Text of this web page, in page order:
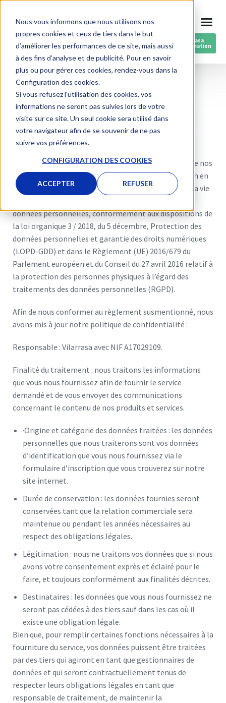
Nous vous informons que nous utilisons nos
propres cookies et ceux de tiers dans le but
d’améliorer les performances de ce site, mais aussi
à des fins d’analyse et de publicité. Pour en savoir
plus ou pour gérer ces cookies, rendez-vous dans la
Configuration des cookies.
Si vous refusez l'utilisation des cookies, vos
informations ne seront pas suivies lors de votre
visite sur ce site. Un seul cookie sera utilisé dans
votre navigateur afin de se souvenir de ne pas
suivre vos préférences.
CONFIGURATION DES COOKIES
ACCEPTER REFUSER
au
contenu
RESPIN by Vilarrasa
Fils post-consommation
Règlement général sur la protection des données
(RGDP) – Décembre 2018.
Nous vous informons que les données personnelles de nos
clients seront traitées conformément à la législation en
vigueur sur la protection des données personnelles, la vie
données personnelles, conformément aux dispositions de
la loi organique 3 / 2018, du 5 décembre, Protection des
données personnelles et garantie des droits numériques
(LOPD-GDD) et dans le Règlement (UE) 2016/679 du
Parlement européen et du Conseil du 27 avril 2016 relatif à
la protection des personnes physiques à l’égard des
traitements des données personnelles (RGPD).
Afin de nous conformer au règlement susmentionné, nous
avons mis à jour notre politique de confidentialité :
Responsable : Vilarrasa avec NIF A17029109.
Finalité du traitement : nous traitons les informations
que vous nous fournissez afin de fournir le service
demandé et de vous envoyer des communications
concernant le contenu de nos produits et services.
·Origine et catégorie des données traitées : les données
personnelles que nous traiterons sont vos données
d’identification que vous nous fournissez via le
formulaire d’inscription que vous trouverez sur notre
site internet.
Durée de conservation : les données fournies seront
conservées tant que la relation commerciale sera
maintenue ou pendant les années nécessaires au
respect des obligations légales.
Légitimation : nous ne traitons vos données que si nous
avons votre consentement exprès et éclairé pour le
faire, et toujours conformément aux finalités décrites.
Destinataires : les données que vous nous fournissez ne
seront pas cédées à des tiers sauf dans les cas où il
existe une obligation légale.
Bien que, pour remplir certaines fonctions nécessaires à la
fourniture du service, vos données puissent être traitées
par des tiers qui agiront en tant que gestionnaires de
données et qui seront contractuellement tenus de
respecter leurs obligations légales en tant que
responsable de traitement, de maintenir la